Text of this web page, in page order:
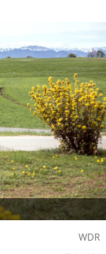
WDR